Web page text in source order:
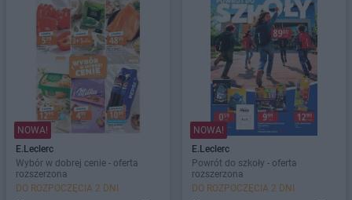
NOWA!
E.Leclerc
Wybór w dobrej cenie - oferta
rozszerzona
DO ROZPOCZĘCIA 2 DNI
NOWA!
E.Leclerc
Powrót do szkoły - oferta
rozszerzona
DO ROZPOCZĘCIA 2 DNI